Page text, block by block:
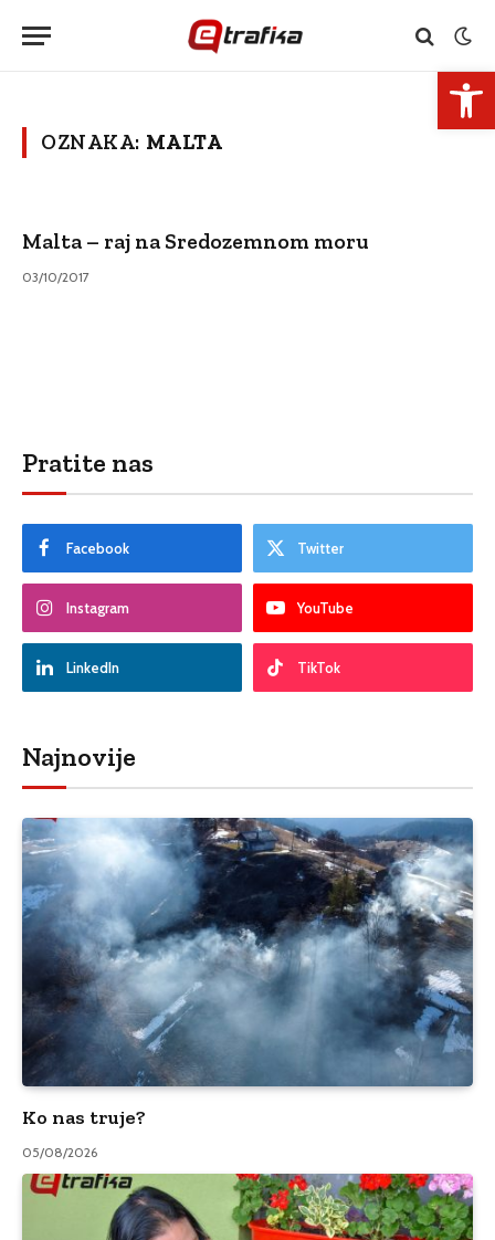
OZNAKA: MALTA
Malta – raj na Sredozemnom moru
03/10/2017
Pratite nas
Facebook Twitter
Instagram YouTube
LinkedIn TikTok
Najnovije
Ko nas truje?
05/08/2026